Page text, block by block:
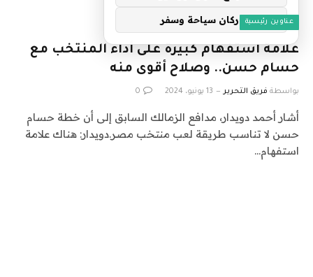
عناوين رئيسية
علامة استفهام كبيرة على أداء المنتخب مع
حسام حسن.. وصلاح أقوى منه
بواسطة فريق التحرير 13 يونيو، 2024 0
أشار أحمد دويدار، مدافع الزمالك السابق إلى أن خطة حسام
حسن لا تناسب طريقة لعب منتخب مصر.دويدار: هناك علامة
استفهام…
اركان سياحة وسفر